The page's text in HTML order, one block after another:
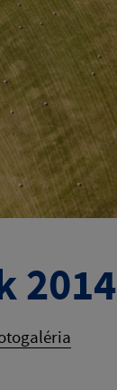
2014